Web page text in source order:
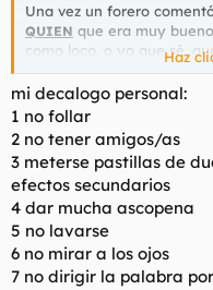
Una vez un forero
QUIEN que era muy
como loco, o yo que sé,
o al médico de cabecera,
consejillos quiero. Es por
RESUMEN:
A. El libro. Cuál es el libro.
B. Consejos quiero.
Haz
mi decalogo personal:
1 no follar
2 no tener amigos/as
3 meterse pastillas de
efectos secundarios
4 dar mucha ascopena
5 no lavarse
6 no mirar a los ojos
7 no dirigir la palabra